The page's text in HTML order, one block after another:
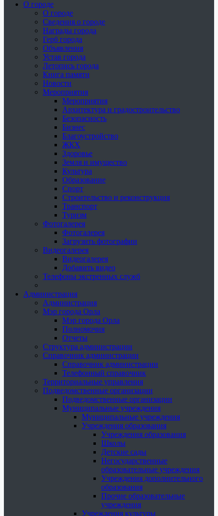
О городе
О городе
Сведения о городе
Награды города
Герб города
Объявления
Устав города
Летопись города
Книга памяти
Новости
Мероприятия
Мероприятия
Архитектура и градостроительство
Безопасность
Бизнес
Благоустройство
ЖКХ
Здоровье
Земля и имущество
Культура
Образование
Спорт
Строительство и реконструкция
Транспорт
Туризм
Фотогалерея
Фотогалерея
Загрузить фотографии
Видеогалерея
Видеогалерея
Добавить видео
Телефоны экстренных служб
Администрация
Администрация
Мэр города Орла
Мэр города Орла
Полномочия
Отчеты
Структура администрации
Справочник администрации
Справочник администрации
Телефонный справочник
Территориальные управления
Подведомственные организации
Подведомственные организации
Муниципальные учреждения
Муниципальные учреждения
Учреждения образования
Учреждения образования
Школы
Детские сады
Негосударственные
образовательные учреждения
Учреждения дополнительного
образования
Прочие образовательные
учреждения
Учреждения культуры